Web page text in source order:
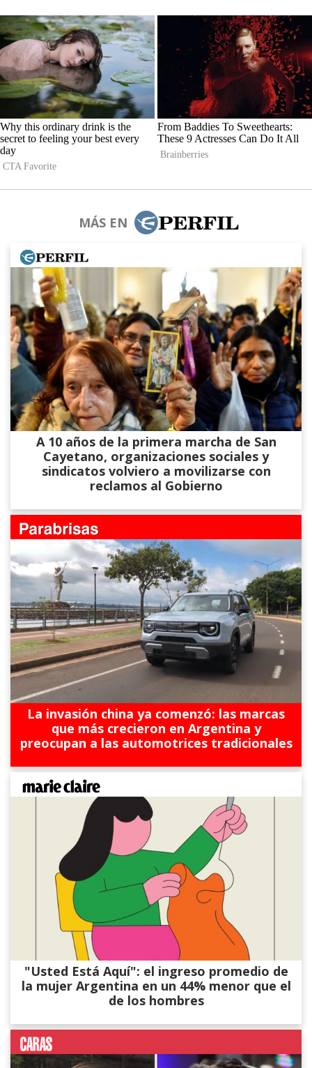
MÁS EN
A 10 años de la primera marcha de San
Cayetano, organizaciones sociales y
sindicatos volviero a movilizarse con
reclamos al Gobierno
La invasión china ya comenzó: las marcas
que más crecieron en Argentina y
preocupan a las automotrices tradicionales
"Usted Está Aquí": el ingreso promedio de
la mujer Argentina en un 44% menor que el
de los hombres